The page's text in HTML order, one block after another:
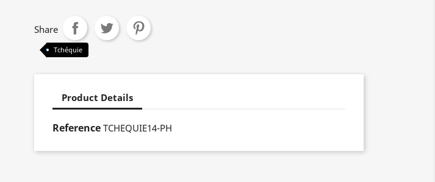
Share
Tchéquie
Product Details
Reference TCHEQUIE14-PH